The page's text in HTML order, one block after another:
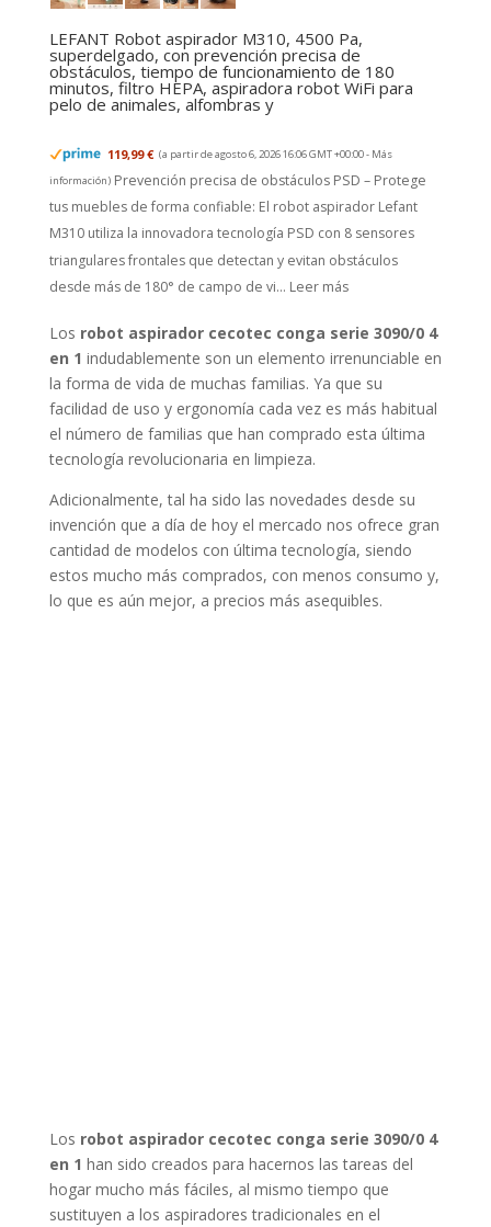
LEFANT Robot aspirador M310, 4500 Pa,
superdelgado, con prevención precisa de
obstáculos, tiempo de funcionamiento de 180
minutos, filtro HEPA, aspiradora robot WiFi para
pelo de animales, alfombras y
información ) Prevención precisa de obstáculos PSD – Protege
tus muebles de forma confiable: El robot aspirador Lefant
M310 utiliza la innovadora tecnología PSD con 8 sensores
triangulares frontales que detectan y evitan obstáculos
desde más de 180° de campo de vi...Leer más
en 1indudablemente son un elemento irrenunciable en
la forma de vida de muchas familias. Ya que su
facilidad de uso y ergonomía cada vez es más habitual
el número de familias que han comprado esta última
tecnología revolucionaria en limpieza.
Adicionalmente, tal ha sido las novedades desde su
invención que a día de hoy el mercado nos ofrece gran
cantidad de modelos con última tecnología, siendo
estos mucho más comprados, con menos consumo y,
lo que es aún mejor, a precios más asequibles.
en 1han sido creados para hacernos las tareas del
hogar mucho más fáciles, al mismo tiempo que
sustituyen a los aspiradores tradicionales en el
momento de limpiar distintas habitaciones. Además,